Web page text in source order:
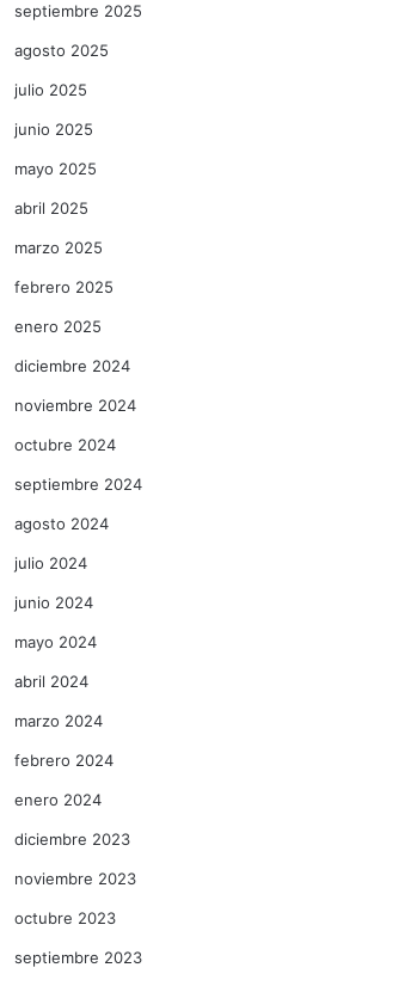
septiembre 2025
agosto 2025
julio 2025
junio 2025
mayo 2025
abril 2025
marzo 2025
febrero 2025
enero 2025
diciembre 2024
noviembre 2024
octubre 2024
septiembre 2024
agosto 2024
julio 2024
junio 2024
mayo 2024
abril 2024
marzo 2024
febrero 2024
enero 2024
diciembre 2023
noviembre 2023
octubre 2023
septiembre 2023